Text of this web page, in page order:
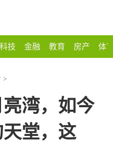
科技 金融 教育 房产 体
>
湾，如今
堂，这